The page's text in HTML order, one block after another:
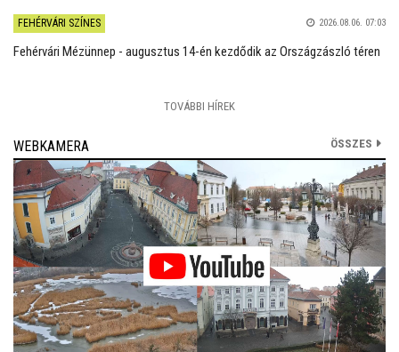
FEHÉRVÁRI SZÍNES 2026.08.06. 07:03
Fehérvári Mézünnep - augusztus 14-én kezdődik az Országzászló téren
TOVÁBBI HÍREK
WEBKAMERA ÖSSZES